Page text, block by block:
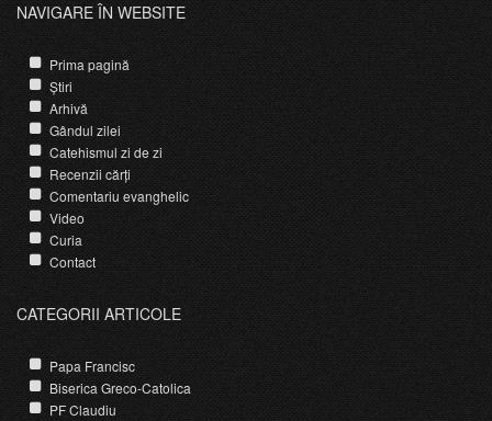
NAVIGARE ÎN WEBSITE
Prima pagină
Știri
Arhivă
Gândul zilei
Catehismul zi de zi
Recenzii cărți
Comentariu evanghelic
Video
Curia
Contact
CATEGORII ARTICOLE
Papa Francisc
Biserica Greco-Catolica
PF Claudiu